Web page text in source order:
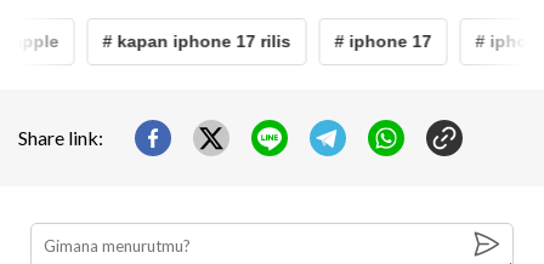
apple # kapan iphone 17 rilis # iphone 17 # iphone
Share link: